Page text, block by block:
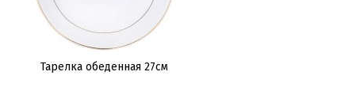
Тарелка обеденная 27см